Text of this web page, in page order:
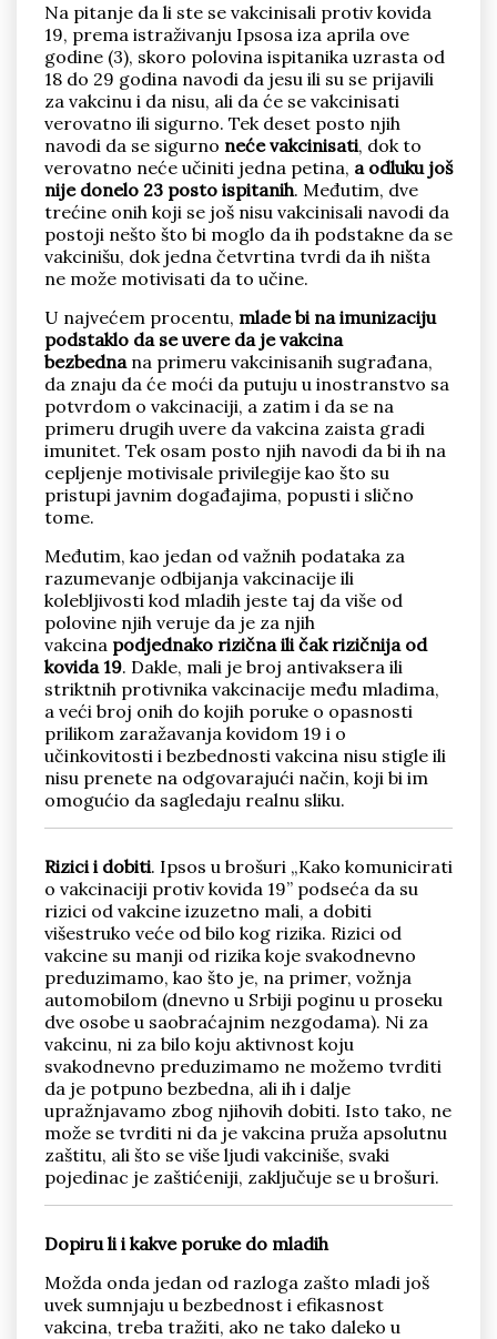
Na pitanje da li ste se vakcinisali protiv kovida
19, prema istraživanju Ipsosa iza aprila ove
godine (3), skoro polovina ispitanika uzrasta od
18 do 29 godina navodi da jesu ili su se prijavili
za vakcinu i da nisu, ali da će se vakcinisati
verovatno ili sigurno. Tek deset posto njih
navodi da se sigurno neće vakcinisati, dok to
verovatno neće učiniti jedna petina, a odluku još
nije donelo 23 posto ispitanih. Međutim, dve
trećine onih koji se još nisu vakcinisali navodi da
postoji nešto što bi moglo da ih podstakne da se
vakcinišu, dok jedna četvrtina tvrdi da ih ništa
ne može motivisati da to učine.
U najvećem procentu, mlade bi na imunizaciju
podstaklo da se uvere da je vakcina
bezbednana primeru vakcinisanih sugrađana,
da znaju da će moći da putuju u inostranstvo sa
potvrdom o vakcinaciji, a zatim i da se na
primeru drugih uvere da vakcina zaista gradi
imunitet. Tek osam posto njih navodi da bi ih na
cepljenje motivisale privilegije kao što su
pristupi javnim događajima, popusti i slično
tome.
Međutim, kao jedan od važnih podataka za
razumevanje odbijanja vakcinacije ili
kolebljivosti kod mladih jeste taj da više od
polovine njih veruje da je za njih
vakcina podjednako rizična ili čak rizičnija od
kovida 19. Dakle, mali je broj antivaksera ili
striktnih protivnika vakcinacije među mladima,
a veći broj onih do kojih poruke o opasnosti
prilikom zaražavanja kovidom 19 i o
učinkovitosti i bezbednosti vakcina nisu stigle ili
nisu prenete na odgovarajući način, koji bi im
omogućio da sagledaju realnu sliku.
Rizici i dobiti. Ipsos u brošuri „Kako komunicirati
o vakcinaciji protiv kovida 19” podseća da su
rizici od vakcine izuzetno mali, a dobiti
višestruko veće od bilo kog rizika. Rizici od
vakcine su manji od rizika koje svakodnevno
preduzimamo, kao što je, na primer, vožnja
automobilom (dnevno u Srbiji poginu u proseku
dve osobe u saobraćajnim nezgodama). Ni za
vakcinu, ni za bilo koju aktivnost koju
svakodnevno preduzimamo ne možemo tvrditi
da je potpuno bezbedna, ali ih i dalje
upražnjavamo zbog njihovih dobiti. Isto tako, ne
može se tvrditi ni da je vakcina pruža apsolutnu
zaštitu, ali što se više ljudi vakciniše, svaki
pojedinac je zaštićeniji, zaključuje se u brošuri.
Dopiru li i kakve poruke do mladih
Možda onda jedan od razloga zašto mladi još
uvek sumnjaju u bezbednost i efikasnost
vakcina, treba tražiti, ako ne tako daleko u